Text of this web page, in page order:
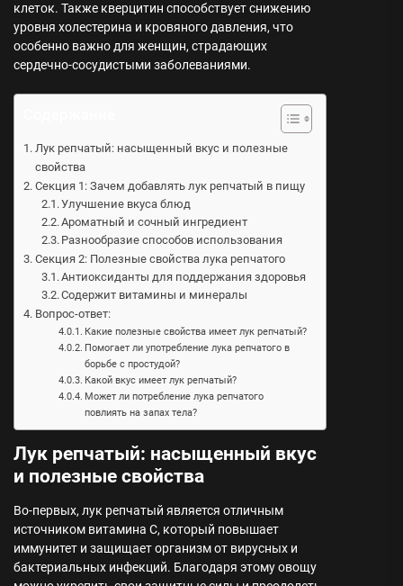
клеток. Также кверцитин способствует снижению
уровня холестерина и кровяного давления, что
особенно важно для женщин, страдающих
сердечно-сосудистыми заболеваниями.
Лук репчатый: насыщенный вкус и полезные
свойства
Секция 1: Зачем добавлять лук репчатый в пищу
Улучшение вкуса блюд
Ароматный и сочный ингредиент
Разнообразие способов использования
Секция 2: Полезные свойства лука репчатого
Антиоксиданты для поддержания здоровья
Содержит витамины и минералы
Вопрос-ответ:
Какие полезные свойства имеет лук репчатый?
Помогает ли употребление лука репчатого в
борьбе с простудой?
Какой вкус имеет лук репчатый?
Может ли потребление лука репчатого
повлиять на запах тела?
Лук репчатый: насыщенный вкус
и полезные свойства
Во-первых, лук репчатый является отличным
источником витамина C, который повышает
иммунитет и защищает организм от вирусных и
бактериальных инфекций. Благодаря этому овощу